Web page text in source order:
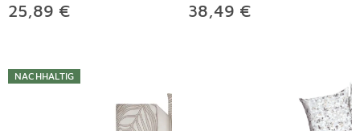
25,89 € 38,49 €
NACHHALTIG